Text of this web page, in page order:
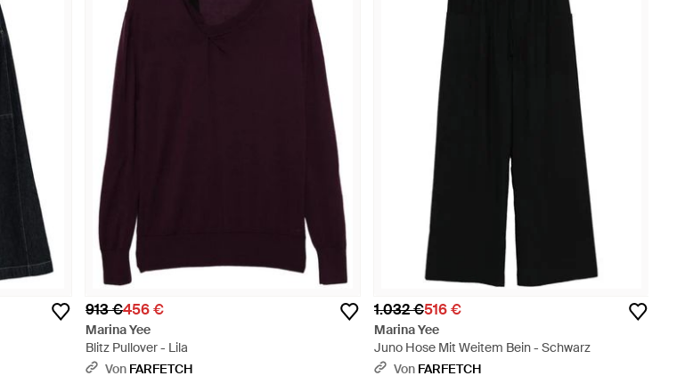
913 €456 €
Marina Yee
Blitz Pullover - Lila
Von FARFETCH
1.032 €516 €
Marina Yee
Juno Hose Mit Weitem Bein - Schwarz
Von FARFETCH